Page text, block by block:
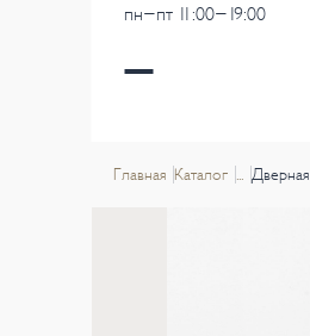
пн-пт 11:00-19:00
Главная Каталог ...